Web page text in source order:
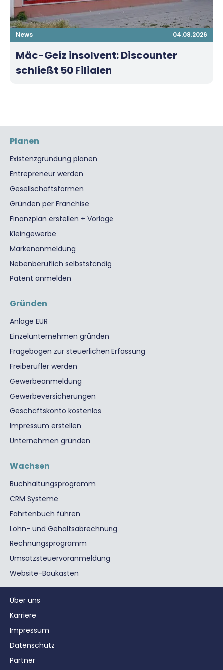
04.08.2026
News
Mäc-Geiz insolvent: Discounter
schließt 50 Filialen
Planen
Existenzgründung planen
Entrepreneur werden
Gesellschaftsformen
Gründen per Franchise
Finanzplan erstellen + Vorlage
Kleingewerbe
Markenanmeldung
Nebenberuflich selbstständig
Patent anmelden
Gründen
Anlage EÜR
Einzelunternehmen gründen
Fragebogen zur steuerlichen Erfassung
Freiberufler werden
Gewerbeanmeldung
Gewerbeversicherungen
Geschäftskonto kostenlos
Impressum erstellen
Unternehmen gründen
Wachsen
Buchhaltungsprogramm
CRM Systeme
Fahrtenbuch führen
Lohn- und Gehaltsabrechnung
Rechnungsprogramm
Umsatzsteuervoranmeldung
Website-Baukasten
Über uns
Karriere
Impressum
Datenschutz
Partner